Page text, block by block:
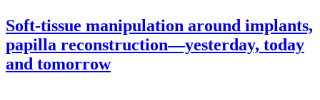
Soft-tissue manipulation around implants,
papilla reconstruction—yesterday, today
and tomorrow